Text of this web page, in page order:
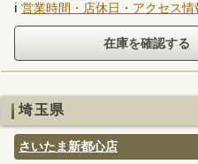
ℹ 営業時間・店休日・アクセス情
埼玉県
さいたま新都心店